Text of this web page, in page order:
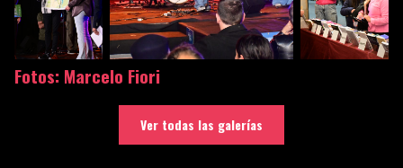
Fotos: Marcelo Fiori
Ver todas las galerías